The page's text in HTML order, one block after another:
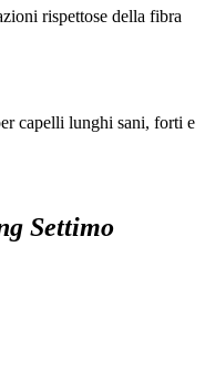
rispettose della fibra
capelli lunghi sani, forti e
Settimo